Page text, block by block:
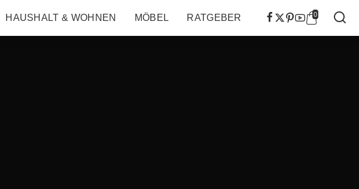
HAUSHALT & WOHNEN MÖBEL RATGEBER 0